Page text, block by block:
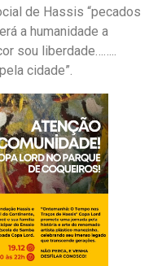
de Hassis “pecados
a humanidade a
sou liberdade……..
cidade”.